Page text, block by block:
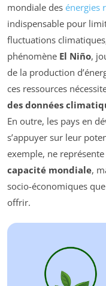
mondiale des énergies
indispensable pour
fluctuations
phénomène El Niño,
de la production
ces ressources
des données
En outre, les pays en
s’appuyer sur leur
exemple, ne
capacité mondiale,
socio-économiques
offrir.